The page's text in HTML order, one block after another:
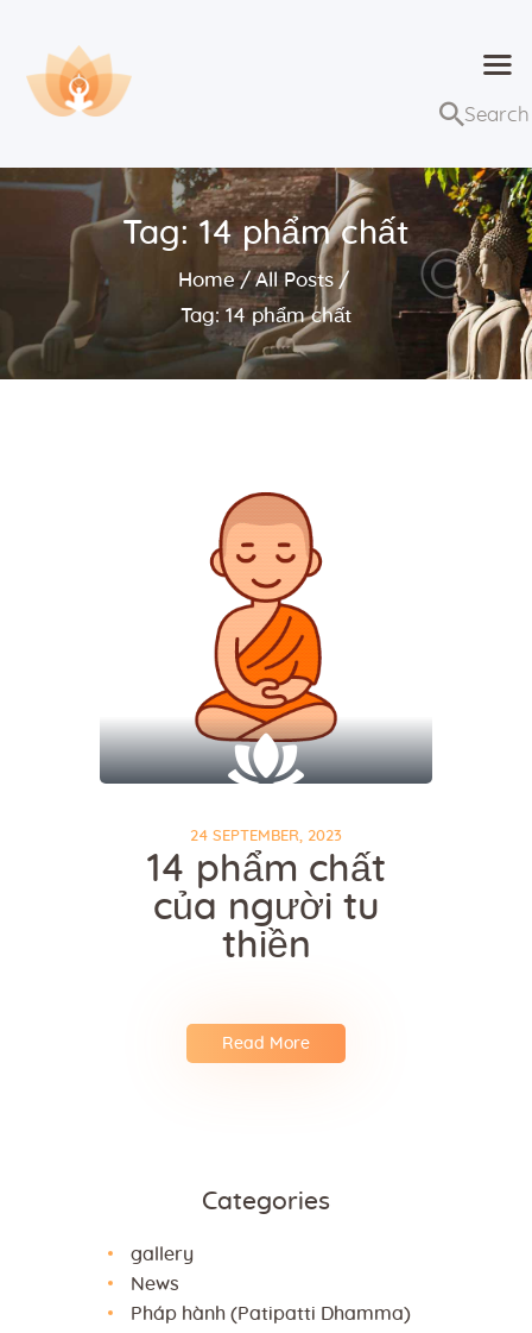
Tag: 14 phẩm chất
Home
All Posts
Tag: 14 phẩm chất
Trang chủ
Bài giảng
Lớp học và sự kiện
Về Dhammaduta
24 SEPTEMBER, 2023
14 phẩm chất
của người tu
thiền
Read More
Categories
gallery
News
Pháp hành (Patipatti Dhamma)